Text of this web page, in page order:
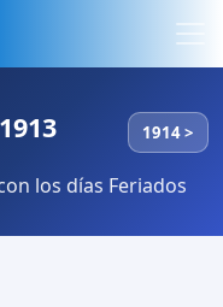
1914 >
los días Feriados